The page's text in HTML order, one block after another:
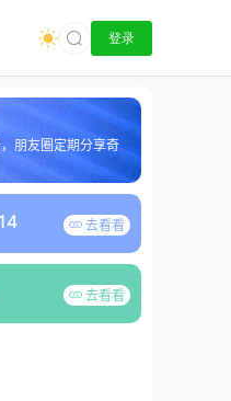
登录
朋友圈定期分享奇
去看看
去看看